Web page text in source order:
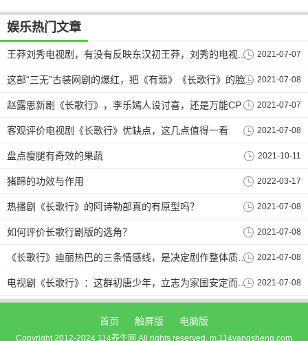
娱乐热门文章
王莽刘秀电视剧，有没有反映东汉初王莽，刘秀的电视剧可以推荐啊？ 2021-07-07
这部“三无”古装网剧的爆红，把《有翡》《长歌行》的脸都打肿了 2021-07-08
赵露思新剧《长歌行》，李乐嫣人设讨喜，还是万能CP体质 2021-07-07
客观评价电视剧《长歌行》优缺点，这几点值得一看 2021-07-08
盘点瘦腿有奇效的果蔬 2021-10-11
猪蹄的功效与作用 2022-03-17
热播剧《长歌行》的阿诗勒部真的有原型吗？ 2021-07-08
如何评价长歌行剧版的选角？ 2021-07-08
《长歌行》迪丽热巴的三条情感线，是决定剧作整体质量的关键 2021-07-08
电视剧《长歌行》：这群初唐少年，立志为家国安定而奋斗 2021-07-08
首页 触屏版 电脑版
Copyright 2012-2024 114养生网 All rights reserved. m.114yangsheng.com